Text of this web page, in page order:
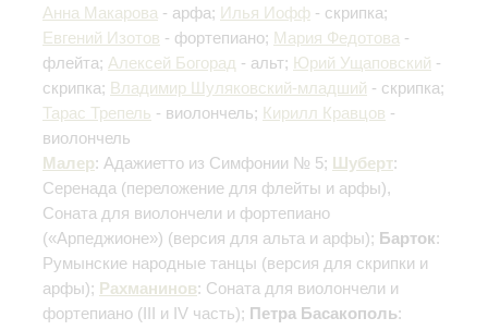
Анна Макарова - арфа; Илья Иофф - скрипка;
Евгений Изотов - фортепиано; Мария Федотова -
флейта; Алексей Богорад - альт; Юрий Ущаповский -
скрипка; Владимир Шуляковский-младший - скрипка;
Тарас Трепель - виолончель; Кирилл Кравцов -
виолончель
Малер: Адажиетто из Симфонии № 5; Шуберт:
Серенада (переложение для флейты и арфы),
Соната для виолончели и фортепиано
(«Арпеджионе») (версия для альта и арфы); Барток:
Румынские народные танцы (версия для скрипки и
арфы); Рахманинов: Соната для виолончели и
фортепиано (III и IV часть); Петра Басакополь: